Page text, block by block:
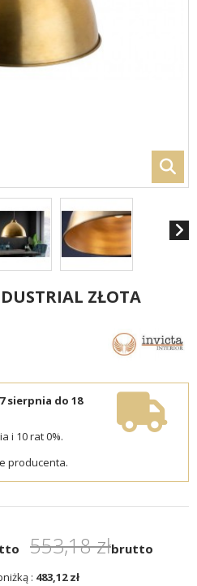
ZŁOTA
sierpnia do 18
i 10 rat 0%.
producenta.
553,18 złbrutto
: 483,12 zł